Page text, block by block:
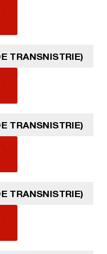
TRANSNISTRIE)
TRANSNISTRIE)
TRANSNISTRIE)